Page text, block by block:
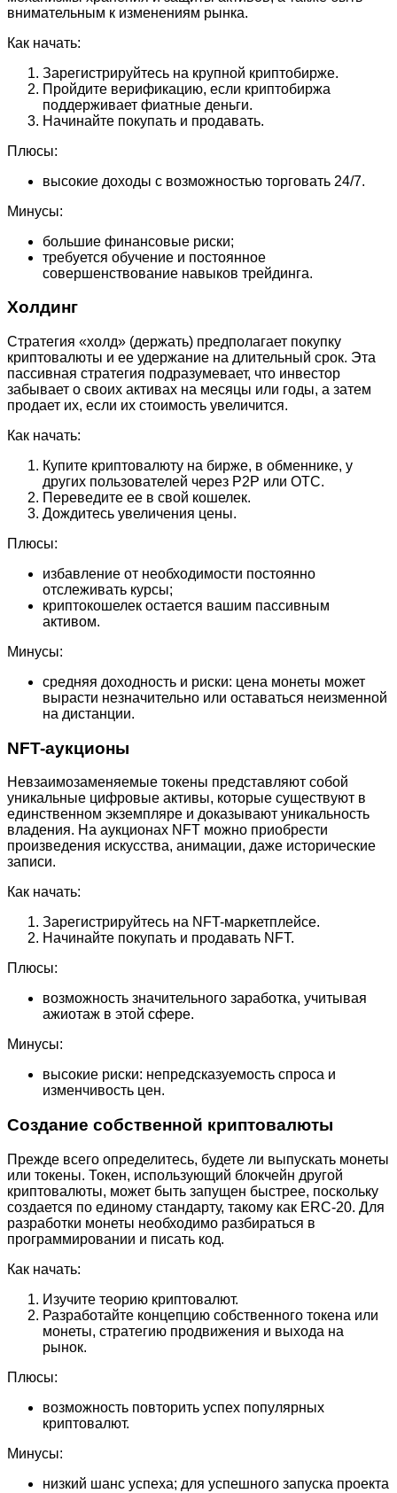
внимательным к изменениям рынка.
Как начать:
Зарегистрируйтесь на крупной криптобирже.
Пройдите верификацию, если криптобиржа
поддерживает фиатные деньги.
Начинайте покупать и продавать.
Плюсы:
высокие доходы с возможностью торговать 24/7.
Минусы:
большие финансовые риски;
требуется обучение и постоянное
совершенствование навыков трейдинга.
Холдинг
Стратегия «холд» (держать) предполагает покупку
криптовалюты и ее удержание на длительный срок. Эта
пассивная стратегия подразумевает, что инвестор
забывает о своих активах на месяцы или годы, а затем
продает их, если их стоимость увеличится.
Как начать:
Купите криптовалюту на бирже, в обменнике, у
других пользователей через P2P или OTC.
Переведите ее в свой кошелек.
Дождитесь увеличения цены.
Плюсы:
избавление от необходимости постоянно
отслеживать курсы;
криптокошелек остается вашим пассивным
активом.
Минусы:
средняя доходность и риски: цена монеты может
вырасти незначительно или оставаться неизменной
на дистанции.
NFT-аукционы
Невзаимозаменяемые токены представляют собой
уникальные цифровые активы, которые существуют в
единственном экземпляре и доказывают уникальность
владения. На аукционах NFT можно приобрести
произведения искусства, анимации, даже исторические
записи.
Как начать:
Зарегистрируйтесь на NFT-маркетплейсе.
Начинайте покупать и продавать NFT.
Плюсы:
возможность значительного заработка, учитывая
ажиотаж в этой сфере.
Минусы:
высокие риски: непредсказуемость спроса и
изменчивость цен.
Создание собственной криптовалюты
Прежде всего определитесь, будете ли выпускать монеты
или токены. Токен, использующий блокчейн другой
криптовалюты, может быть запущен быстрее, поскольку
создается по единому стандарту, такому как ERC-20. Для
разработки монеты необходимо разбираться в
программировании и писать код.
Как начать:
Изучите теорию криптовалют.
Разработайте концепцию собственного токена или
монеты, стратегию продвижения и выхода на
рынок.
Плюсы:
возможность повторить успех популярных
криптовалют.
Минусы:
низкий шанс успеха; для успешного запуска проекта